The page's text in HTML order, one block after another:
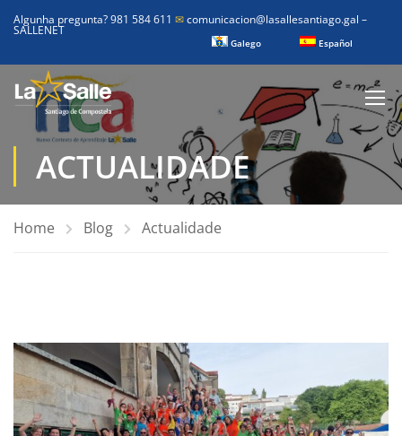
Algunha pregunta? 981 584 611 ✉comunicacion@lasallesantiago.gal –
SALLENET
Galego Español
ACTUALIDADE
Home Blog Actualidade